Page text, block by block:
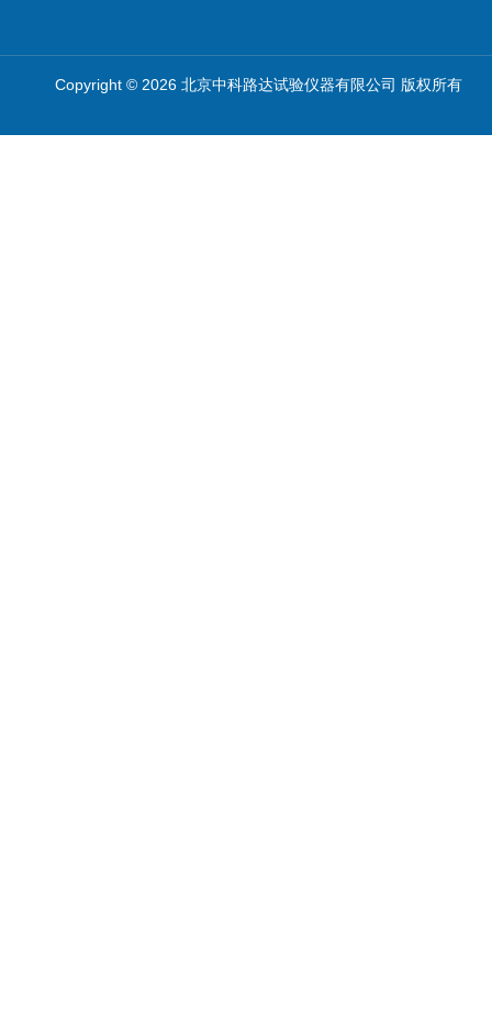
Copyright © 2026 北京中科路达试验仪器有限公司 版权所有